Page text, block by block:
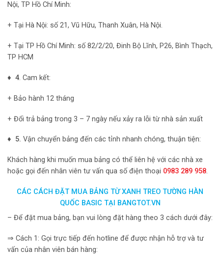
Nội, TP Hồ Chí Minh:
+ Tại Hà Nội: số 21, Vũ Hữu, Thanh Xuân, Hà Nội.
+ Tại TP Hồ Chí Minh: số 82/2/20, Đinh Bộ Lĩnh, P26, Bình Thạch,
TP HCM
♦ 4. Cam kết:
+ Bảo hành 12 tháng
+ Đổi trả bảng trong 3 – 7 ngày nếu xảy ra lỗi từ nhà sản xuất
♦ 5. Vận chuyển bảng đến các tỉnh nhanh chóng, thuận tiện:
Khách hàng khi muốn mua bảng có thể liên hệ với các nhà xe
hoặc gọi đến nhân viên tư vấn qua số điện thoại 0983 289 958.
CÁC CÁCH ĐẶT MUA BẢNG TỪ XANH TREO TƯỜNG HÀN
QUỐC BASIC TẠI BANGTOT.VN
– Để đặt mua bảng, bạn vui lòng đặt hàng theo 3 cách dưới đây:
⇒ Cách 1: Gọi trực tiếp đến hotline để được nhận hỗ trợ và tư
vấn của nhân viên bán hàng: